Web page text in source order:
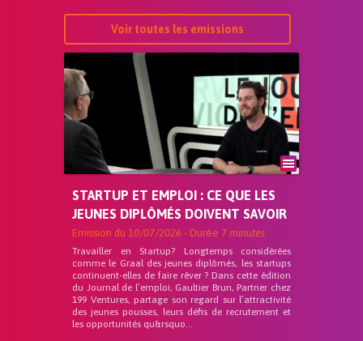
Voir toutes les emissions
STARTUP ET EMPLOI : CE QUE LES
JEUNES DIPLÔMÉS DOIVENT SAVOIR
Emission du 10/07/2026 - Durée 7 minutes
Travailler en Startup? Longtemps considérées
comme le Graal des jeunes diplômés, les startups
continuent-elles de faire rêver ? Dans cette édition
du Journal de l’emploi, Gaultier Brun, Partner chez
199 Ventures, partage son regard sur l’attractivité
des jeunes pousses, leurs défis de recrutement et
les opportunités qu&rsquo...